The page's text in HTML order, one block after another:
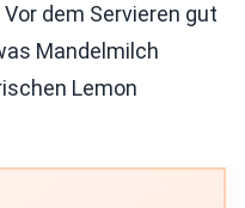
dem Servieren gut
Mandelmilch
Lemon